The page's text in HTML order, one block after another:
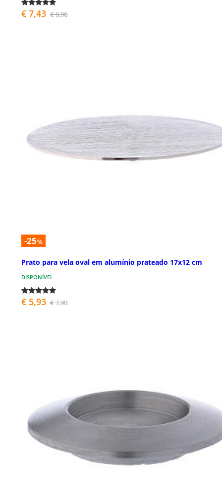
€ 7,43 € 9,90
-25%
Prato para vela oval em alumínio prateado 17x12 cm
DISPONÍVEL
€ 5,93 € 7,90